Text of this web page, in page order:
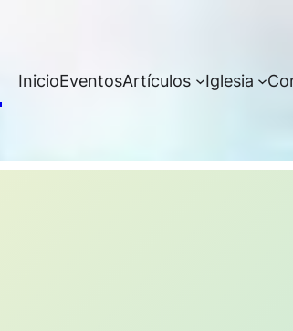
InicioEventosArtículos Iglesia